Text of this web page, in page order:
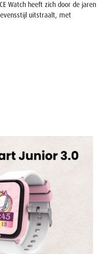
Watch heeft zich door de jaren
uitstraalt, met